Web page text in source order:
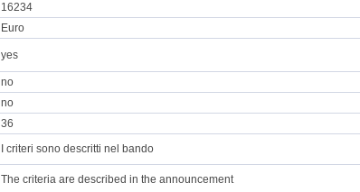
16234
Euro
yes
no
no
36
I criteri sono descritti nel bando
The criteria are described in the announcement